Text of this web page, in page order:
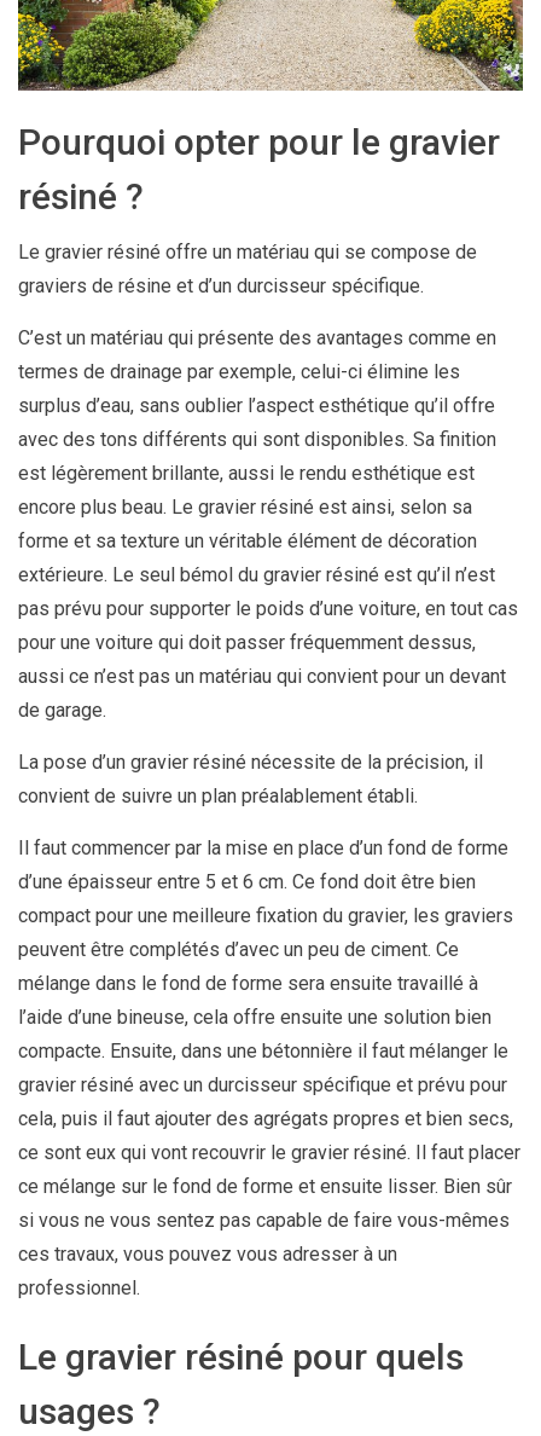
Pourquoi opter pour le gravier
résiné ?
Le gravier résiné offre un matériau qui se compose de
graviers de résine et d’un durcisseur spécifique.
C’est un matériau qui présente des avantages comme en
termes de drainage par exemple, celui-ci élimine les
surplus d’eau, sans oublier l’aspect esthétique qu’il offre
avec des tons différents qui sont disponibles. Sa finition
est légèrement brillante, aussi le rendu esthétique est
encore plus beau. Le gravier résiné est ainsi, selon sa
forme et sa texture un véritable élément de décoration
extérieure. Le seul bémol du gravier résiné est qu’il n’est
pas prévu pour supporter le poids d’une voiture, en tout cas
pour une voiture qui doit passer fréquemment dessus,
aussi ce n’est pas un matériau qui convient pour un devant
de garage.
La pose d’un gravier résiné nécessite de la précision, il
convient de suivre un plan préalablement établi.
Il faut commencer par la mise en place d’un fond de forme
d’une épaisseur entre 5 et 6 cm. Ce fond doit être bien
compact pour une meilleure fixation du gravier, les graviers
peuvent être complétés d’avec un peu de ciment. Ce
mélange dans le fond de forme sera ensuite travaillé à
l’aide d’une bineuse, cela offre ensuite une solution bien
compacte. Ensuite, dans une bétonnière il faut mélanger le
gravier résiné avec un durcisseur spécifique et prévu pour
cela, puis il faut ajouter des agrégats propres et bien secs,
ce sont eux qui vont recouvrir le gravier résiné. Il faut placer
ce mélange sur le fond de forme et ensuite lisser. Bien sûr
si vous ne vous sentez pas capable de faire vous-mêmes
ces travaux, vous pouvez vous adresser à un
professionnel.
Le gravier résiné pour quels
usages ?